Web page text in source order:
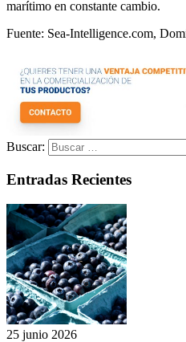
marítimo en constante cambio.
Fuente: Sea-Intelligence.com,
Buscar:
Entradas Recientes
25 junio 2026